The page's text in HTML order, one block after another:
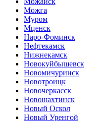
Можга
Муром
Мценск
Наро-Фоминск
Нефтекамск
Нижнекамск
Новокуйбышевск
Новомичуринск
Новотроицк
Новочеркасск
Новошахтинск
Новый Оскол
Новый Уренгой